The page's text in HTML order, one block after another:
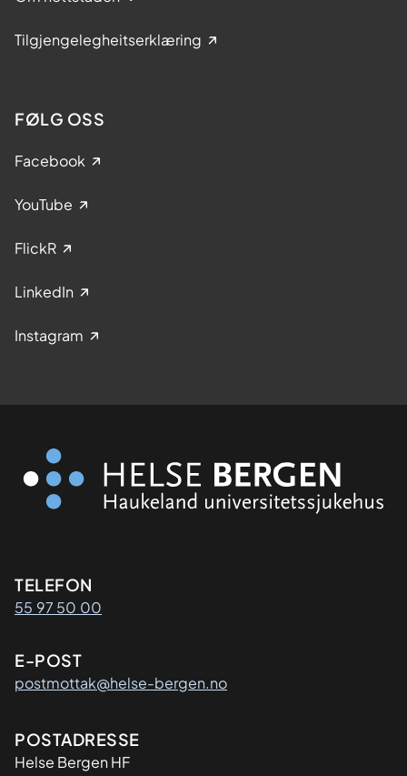
Tilgjengelegheitserklæring
FØLG OSS
Facebook
YouTube
FlickR
LinkedIn
Instagram
Kontaktinformasjon
TELEFON
55 97 50 00
E-POST
postmottak@helse-bergen.no
Adresse
POSTADRESSE
Helse Bergen HF